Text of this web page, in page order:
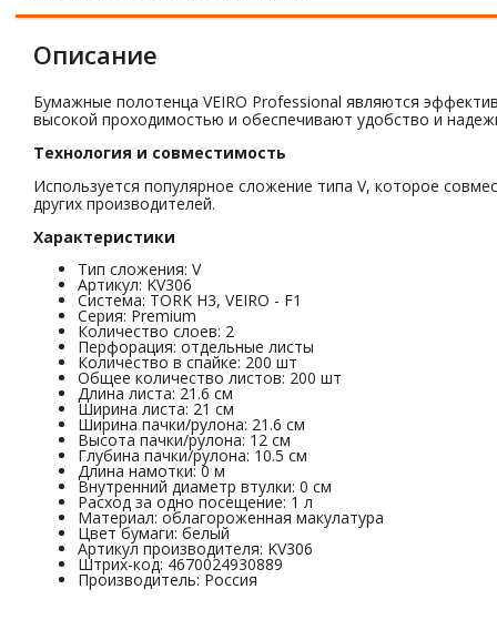
Описание
Бумажные полотенца VEIRO Professional являются
высокой проходимостью и обеспечивают удобство и
Технология и совместимость
Используется популярное сложение типа V, которое
других производителей.
Характеристики
Тип сложения: V
Артикул: KV306
Система: TORK H3, VEIRO - F1
Серия: Premium
Количество слоев: 2
Перфорация: отдельные листы
Количество в спайке: 200 шт
Общее количество листов: 200 шт
Длина листа: 21.6 см
Ширина листа: 21 см
Ширина пачки/рулона: 21.6 см
Высота пачки/рулона: 12 см
Глубина пачки/рулона: 10.5 см
Длина намотки: 0 м
Внутренний диаметр втулки: 0 см
Расход за одно посещение: 1 л
Материал: облагороженная макулатура
Цвет бумаги: белый
Артикул производителя: KV306
Штрих-код: 4670024930889
Производитель: Россия